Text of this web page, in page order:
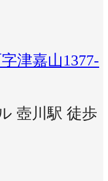
津嘉山1377-
壺川駅 徒歩